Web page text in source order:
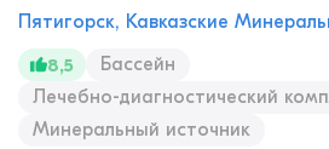
Пятигорск, Кавказские
8,5
Бассейн
Лечебно-диагностический
Минеральный источник